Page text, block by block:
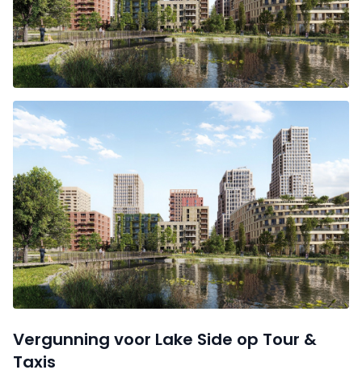
Vergunning voor Lake Side op Tour &
Taxis